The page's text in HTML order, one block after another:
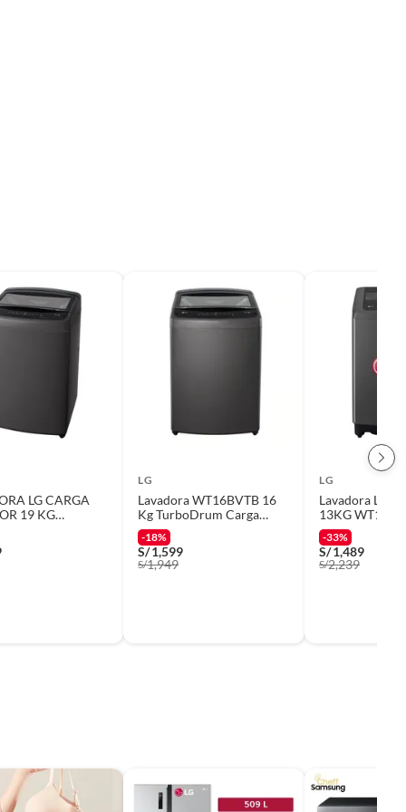
LG CARGA
19 KG
TURBODRUM
LG
Lavadora WT16BVTB 16
Kg TurboDrum Carga
Superior Negro LG
-18%
S/1,599
S/1,949
LG
Lavadora LG
13KG
Claro
-33%
S/1,489
S/2,239